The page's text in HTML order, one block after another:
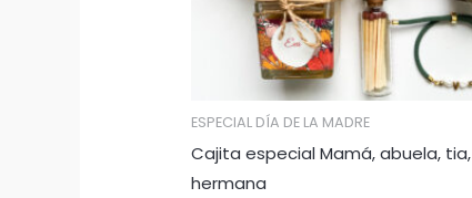
ESPECIAL DÍA DE LA MADRE
Cajita especial Mamá, abuela, tia,
hermana